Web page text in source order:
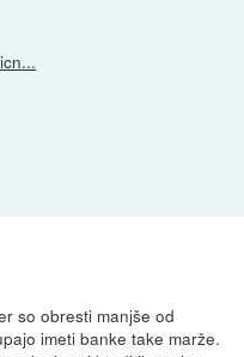
so obresti manjše od
imeti banke take marže.